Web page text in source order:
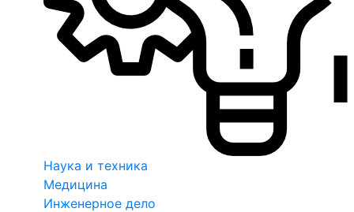
Наука и техника
Медицина
Инженерное дело